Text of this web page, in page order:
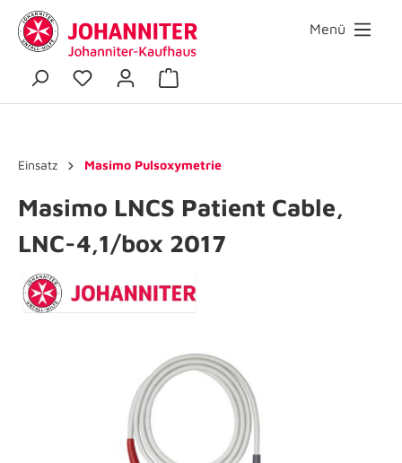
Menü
Einsatz Masimo Pulsoxymetrie
Masimo LNCS Patient Cable,
LNC-4,1/box 2017